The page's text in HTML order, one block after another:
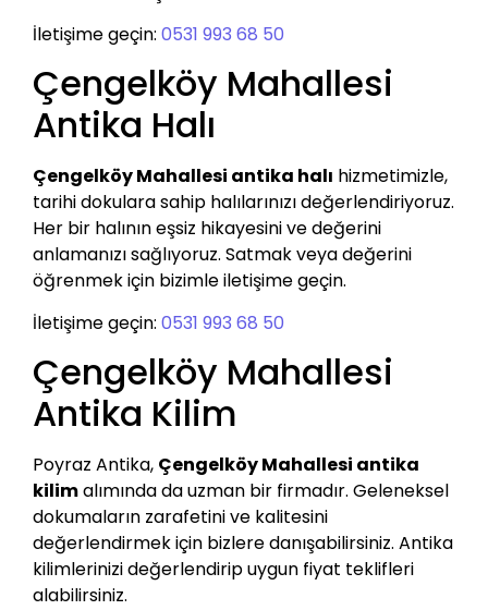
İletişime geçin: 0531 993 68 50
Çengelköy Mahallesi
Antika Halı
Çengelköy Mahallesi antika halı hizmetimizle,
tarihi dokulara sahip halılarınızı değerlendiriyoruz.
Her bir halının eşsiz hikayesini ve değerini
anlamanızı sağlıyoruz. Satmak veya değerini
öğrenmek için bizimle iletişime geçin.
İletişime geçin: 0531 993 68 50
Çengelköy Mahallesi
Antika Kilim
Poyraz Antika, Çengelköy Mahallesi antika
kilimalımında da uzman bir firmadır. Geleneksel
dokumaların zarafetini ve kalitesini
değerlendirmek için bizlere danışabilirsiniz. Antika
kilimlerinizi değerlendirip uygun fiyat teklifleri
alabilirsiniz.